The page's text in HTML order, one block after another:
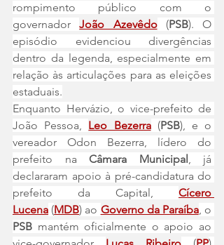
rompimento público com o
governador João Azevêdo (PSB). O
episódio evidenciou divergências
dentro da legenda, especialmente em
relação às articulações para as eleições
estaduais.
Enquanto Hervázio, o vice-prefeito de
João Pessoa, Leo Bezerra (PSB), e o
vereador Odon Bezerra, lídero do
prefeito na Câmara Municipal, já
declararam apoio à pré-candidatura do
prefeito da Capital, Cícero
Lucena (MDB) ao Governo da Paraíba
PSB mantém oficialmente o apoio ao